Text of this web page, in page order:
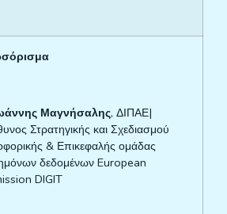
Μαγνήσαλης, ΔΙΠΑΕ|
Στρατηγικής και Σχεδιασμού
& Επικεφαλής ομάδας
δεδομένων European
DIGIT